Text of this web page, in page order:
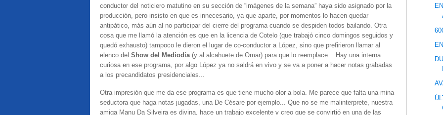
conductor del noticiero matutino en su sección de “imágenes de la semana” haya sido asignado por la
producción, pero insisto en que es innecesario, ya que aparte, por momentos lo hacen quedar
antipático, más aún al no participar del cierre del programa cuando se despiden todos bailando. Otra
cosa que me llamó la atención es que en la licencia de Cotelo (que trabajó cinco domingos seguidos y
quedó exhausto) tampoco le dieron el lugar de co-conductor a López, sino que prefirieron llamar al
elenco del Show del Mediodía(y al alcahuete de Omar) para que lo reemplace... Hay una interna
curiosa en ese programa, por algo López ya no saldrá en vivo y se va a poner a hacer notas grabadas
a los precandidatos presidenciales...
Otra impresión que me da ese programa es que tiene mucho olor a bola. Me parece que falta una mina
seductora que haga notas jugadas, una De Césare por ejemplo... Que no se me malinterprete, nuestra
amiga Manu Da Silveira es divina, hace un trabajo excelente y creo que se convirtió en una de las